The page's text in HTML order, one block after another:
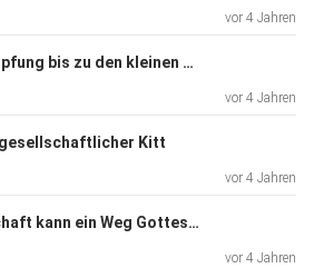
vor 4 Jahren
Von der Schöpfung bis zu den kleinen Wundern im Alltag
vor 4 Jahren
Kitt
vor 4 Jahren
Die Wissenschaft kann ein Weg Gottes sein.
vor 4 Jahren